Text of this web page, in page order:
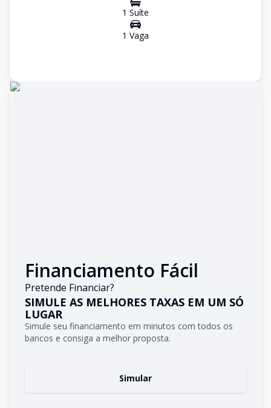
1 Suíte
1 Vaga
Financiamento Fácil
Pretende Financiar?
SIMULE AS MELHORES TAXAS EM UM SÓ
LUGAR
Simule seu financiamento em minutos com todos os
bancos e consiga a melhor proposta.
Simular